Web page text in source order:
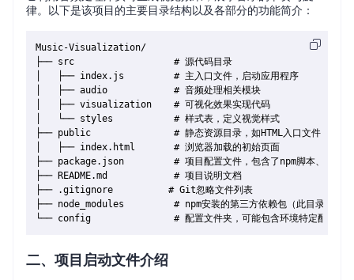
律。以下是该项目的主要目录结构以及各部分的功能简介：
Music-Visualization/
├── src                  # 源代码目录
│   ├── index.js         # 主入口文件，启动应用程序
│   ├── audio            # 音频处理相关模块
│   ├── visualization    # 可视化效果实现代码
│   └── styles           # 样式表，定义视觉样式
├── public               # 静态资源目录，如HTML入口文件
│   ├── index.html       # 浏览器加载的初始页面
├── package.json         # 项目配置文件，包含了npm脚本、依赖等
├── README.md            # 项目说明文档
├── .gitignore          # Git忽略文件列表
├── node_modules         # npm安装的第三方依赖包（此目录在版本
二、项目启动文件介绍